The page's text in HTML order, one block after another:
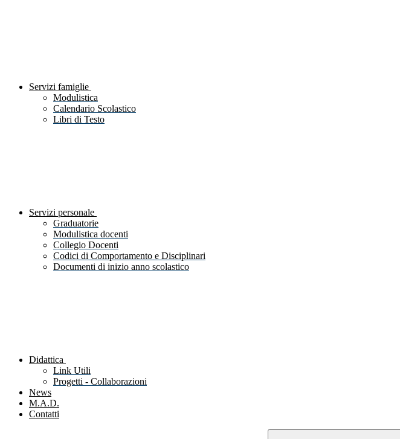
Servizi famiglie
Modulistica
Calendario Scolastico
Libri di Testo
Servizi personale
Graduatorie
Modulistica docenti
Collegio Docenti
Codici di Comportamento e Disciplinari
Documenti di inizio anno scolastico
Didattica
Link Utili
Progetti - Collaborazioni
News
M.A.D.
Contatti